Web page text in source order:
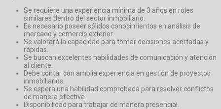
Se requiere una experiencia mínima de 3 años en roles
similares dentro del sector inmobiliario.
Es necesario poseer sólidos conocimientos en análisis de
mercado y comercio exterior.
Se valorará la capacidad para tomar decisiones acertadas y
rápidas.
Se buscan excelentes habilidades de comunicación y atención
al cliente.
Debe contar con amplia experiencia en gestión de proyectos
inmobiliarios.
Se espera una habilidad comprobada para resolver conflictos
de manera efectiva.
Disponibilidad para trabajar de manera presencial.